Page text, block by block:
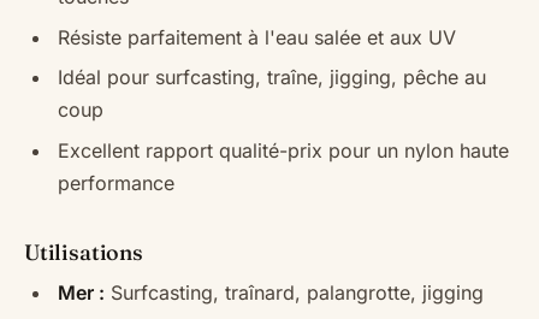
Résiste parfaitement à l'eau salée et aux UV
Idéal pour surfcasting, traîne, jigging, pêche au
coup
Excellent rapport qualité-prix pour un nylon haute
performance
Utilisations
Mer : Surfcasting, traînard, palangrotte, jigging